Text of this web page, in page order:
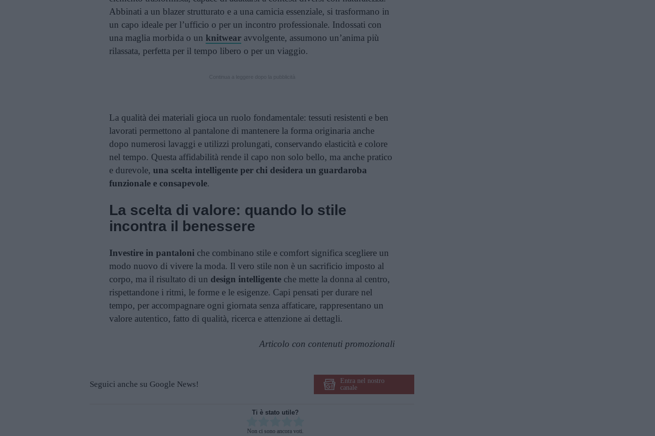
Abbinati a un blazer strutturato e a una camicia essenziale, si trasformano in
un capo ideale per l’ufficio o per un incontro professionale. Indossati con
una maglia morbida o un knitwear avvolgente, assumono un’anima più
rilassata, perfetta per il tempo libero o per un viaggio.
La qualità dei materiali gioca un ruolo fondamentale: tessuti resistenti e ben
lavorati permettono al pantalone di mantenere la forma originaria anche
dopo numerosi lavaggi e utilizzi prolungati, conservando elasticità e colore
nel tempo. Questa affidabilità rende il capo non solo bello, ma anche pratico
e durevole, una scelta intelligente per chi desidera un guardaroba
funzionale e consapevole.
La scelta di valore: quando lo stile
incontra il benessere
Investire in pantaloni che combinano stile e comfort significa scegliere un
modo nuovo di vivere la moda. Il vero stile non è un sacrificio imposto al
corpo, ma il risultato di un design intelligente che mette la donna al centro,
rispettandone i ritmi, le forme e le esigenze. Capi pensati per durare nel
tempo, per accompagnare ogni giornata senza affaticare, rappresentano un
valore autentico, fatto di qualità, ricerca e attenzione ai dettagli.
Articolo con contenuti promozionali
Seguici anche su Google News!
Entra nel nostro
canale
Ti è stato utile?
Non ci sono ancora voti.